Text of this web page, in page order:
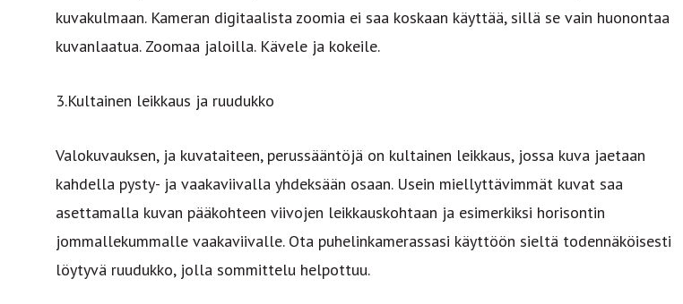
kuvakulmaan. Kameran digitaalista zoomia ei saa koskaan käyttää, sillä se vain huonontaa
kuvanlaatua. Zoomaa jaloilla. Kävele ja kokeile.
3.Kultainen leikkaus ja ruudukko
Valokuvauksen, ja kuvataiteen, perussääntöjä on kultainen leikkaus, jossa kuva jaetaan
kahdella pysty- ja vaakaviivalla yhdeksään osaan. Usein miellyttävimmät kuvat saa
asettamalla kuvan pääkohteen viivojen leikkauskohtaan ja esimerkiksi horisontin
jommallekummalle vaakaviivalle. Ota puhelinkamerassasi käyttöön sieltä todennäköisesti
löytyvä ruudukko, jolla sommittelu helpottuu.